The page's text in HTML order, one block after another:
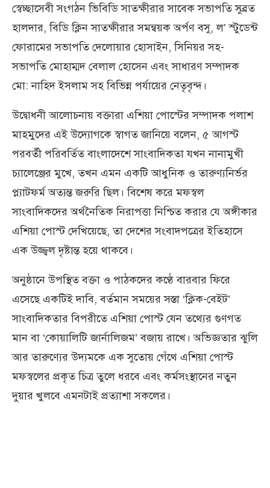
স্বেচ্ছাসেবী সংগঠন ভিবিডি সাতক্ষীরার সাবেক সভাপতি সুব্রত
হালদার, বিডি ক্লিন সাতক্ষীরার সমন্বয়ক অর্পণ বসু, ল’ স্টুডেন্ট
ফোরামের সভাপতি দেলোয়ার হোসাইন, সিনিয়র সহ-
সভাপতি মোহাম্মদ বেলাল হোসেন এবং সাধারণ সম্পাদক
মো: নাহিদ ইসলাম সহ বিভিন্ন পর্যায়ের নেতৃবৃন্দ।
উদ্বোধনী আলোচনায় বক্তারা এশিয়া পোস্টের সম্পাদক পলাশ
মাহমুদের এই উদ্যোগকে স্বাগত জানিয়ে বলেন, ৫ আগস্ট
পরবর্তী পরিবর্তিত বাংলাদেশে সাংবাদিকতা যখন নানামুখী
চ্যালেঞ্জের মুখে, তখন এমন একটি আধুনিক ও তারুণ্যনির্ভর
প্ল্যাটফর্ম অত্যন্ত জরুরি ছিল। বিশেষ করে মফস্বল
সাংবাদিকদের অর্থনৈতিক নিরাপত্তা নিশ্চিত করার যে অঙ্গীকার
এশিয়া পোস্ট দেখিয়েছে, তা দেশের সংবাদপত্রের ইতিহাসে
এক উজ্জ্বল দৃষ্টান্ত হয়ে থাকবে।
অনুষ্ঠানে উপস্থিত বক্তা ও পাঠকদের কণ্ঠে বারবার ফিরে
এসেছে একটিই দাবি, বর্তমান সময়ের সস্তা ‘ক্লিক-বেইট’
সাংবাদিকতার বিপরীতে এশিয়া পোস্ট যেন তথ্যের গুণগত
মান বা ‘কোয়ালিটি জার্নালিজম’ বজায় রাখে। অভিজ্ঞতার ঝুলি
আর তারুণ্যের উদ্যমকে এক সুতোয় গেঁথে এশিয়া পোস্ট
মফস্বলের প্রকৃত চিত্র তুলে ধরবে এবং কর্মসংস্থানের নতুন
দুয়ার খুলবে এমনটাই প্রত্যাশা সকলের।